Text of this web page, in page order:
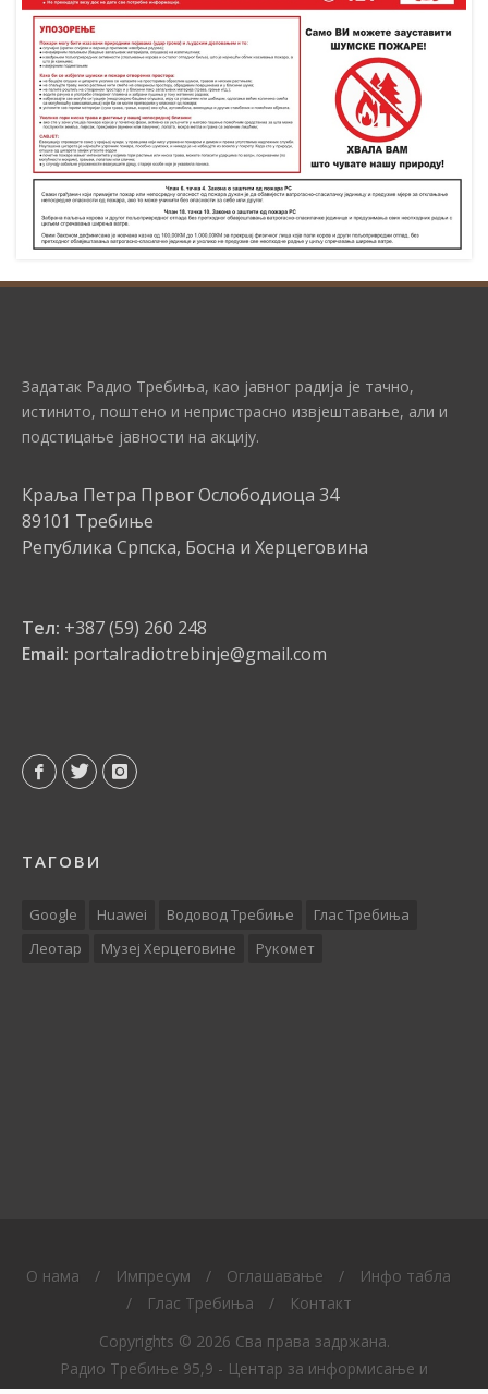
Задатак Радио Требиња, као јавног радија је тачно,
истинито, поштено и непристрасно извјештавање, али и
подстицање јавности на акцију.
Краља Петра Првог Ослободиоца 34
89101 Требиње
Република Српска, Босна и Херцеговина
Тел: +387 (59) 260 248
Email: portalradiotrebinje@gmail.com
ТАГОВИ
Google Huawei Водовод Требиње
Глас Требиња
Леотар
Музеј Херцеговине Рукомет
O нама / Импресум / Оглашавање /
Инфо табла
/
Глас Требиња /
Контакт
Copyrights © 2026 Сва права задржана.
Радио Требиње 95,9 - Центар за информисање и